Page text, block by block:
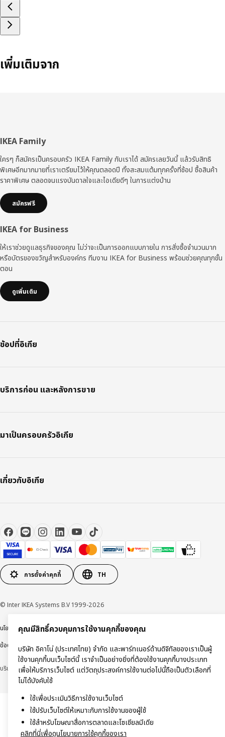
เพิ่มเติมจาก
ส่วน
ท้าย
IKEA Family
ใครๆ ก็สมัครเป็นครอบครัว IKEA Family กับเราได้ สมัครเลยวันนี้ แล้วรับสิทธิ
พิเศษอีกมากมายที่เราเตรียมไว้ให้คุณตลอดปี ทั้งสะสมแต้มทุกครั้งที่ช้อป ซื้อสินค้า
ราคาพิเศษ ตลอดจนแรงบันดาลใจและไอเดียดีๆ ในการแต่งบ้าน
สมัครฟรี
IKEA for Business
ให้เราช่วยดูแลธุรกิจของคุณ ไม่ว่าจะเป็นการออกแบบภายใน การสั่งซื้อจำนวนมาก
หรือบัตรของขวัญสำหรับองค์กร ทีมงาน IKEA for Business พร้อมช่วยคุณทุกขั้น
ตอน
ดูเพิ่มเติม
ช้อปที่อิเกีย
บริการก่อน และหลังการขาย
มาเป็นครอบครัวอิเกีย
เกี่ยวกับอิเกีย
การตั้งค่าคุกกี้ TH
© Inter IKEA Systems B.V 1999-2026
นโยบายการคุ้มครองข้อมูลส่วนบุคคลนโยบายการใช้งานคุกกี้ข้อตกลงการใช้งาน
ข้อตกลงการซื้อสินค้า
บริษัท อิคาโน่ (ประเทศไทย) จำกัด (ทะเบียนเลขที่ 0105550011416)
คุณมีสิทธิ์ควบคุมการใช้งานคุกกี้ของคุณ
บริษัท อิคาโน่ (ประเทศไทย) จำกัด และพาร์ทเนอร์ด้านดิจิทัลของเราเป็นผู้
ใช้งานคุกกี้บนเว็บไซต์นี้ เราจำเป็นอย่างยิ่งที่ต้องใช้งานคุกกี้บางประเภท
เพื่อให้บริการเว็บไซต์ แต่วัตถุประสงค์การใช้งานต่อไปนี้ถือเป็นตัวเลือกที่
ไม่ได้บังคับใช้
ใช้เพื่อประเมินวิธีการใช้งานเว็บไซต์
ใช้ปรับเว็บไซต์ให้เหมาะกับการใช้งานของผู้ใช้
ใช้สำหรับโฆษณาสื่อการตลาดและโซเชียลมีเดีย
คลิกที่นี่เพื่อดูนโยบายการใช้คุกกี้ของเรา